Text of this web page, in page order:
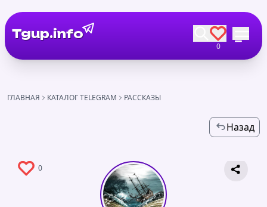
Tgup.info
0
ГЛАВНАЯ КАТАЛОГ TELEGRAM РАССКАЗЫ
Назад
0